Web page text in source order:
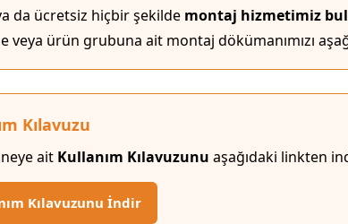
da ücretsiz hiçbir şekilde montaj hizmetimiz
veya ürün grubuna ait montaj dökümanımızı
Kılavuzu
ait Kullanım Kılavuzunu aşağıdaki linkten
Kılavuzunu İndir